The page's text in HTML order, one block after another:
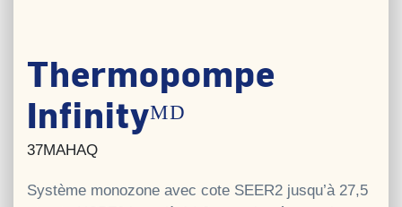
Thermopompe
Infinityᴹᴰ
37MAHAQ
Système monozone avec cote SEER2 jusqu’à 27,5